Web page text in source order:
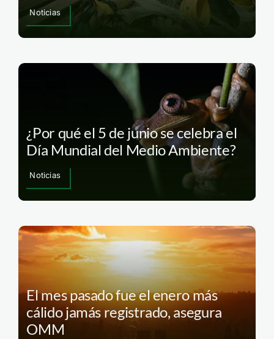
Noticias
¿Por qué el 5 de junio se celebra el
Día Mundial del Medio Ambiente?
Noticias
El mes pasado fue el enero más
cálido jamás registrado, asegura
OMM